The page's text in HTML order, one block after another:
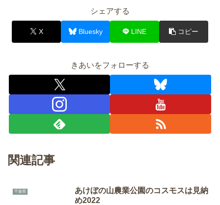
シェアする
X Bluesky LINE コピー
きあいをフォローする
関連記事
千葉県
あけぼの山農業公園のコスモスは見納
め2022